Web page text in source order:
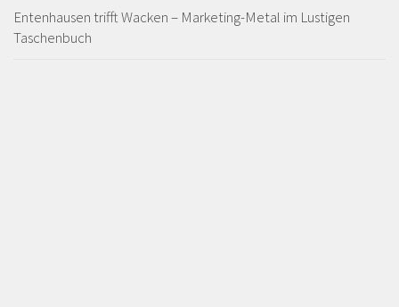
Entenhausen trifft Wacken – Marketing-Metal im Lustigen
Taschenbuch